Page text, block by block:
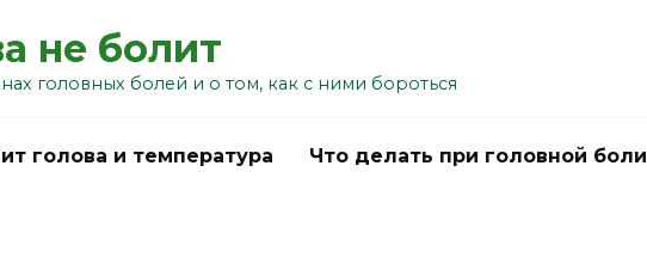
не болит
головных болей и о том, как с ними бороться
голова и температура Что делать при головной боли